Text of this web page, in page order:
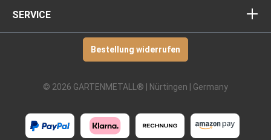
SERVICE
Bestellung widerrufen
© 2026 GARTENMETALL® | Nürtingen | Germany